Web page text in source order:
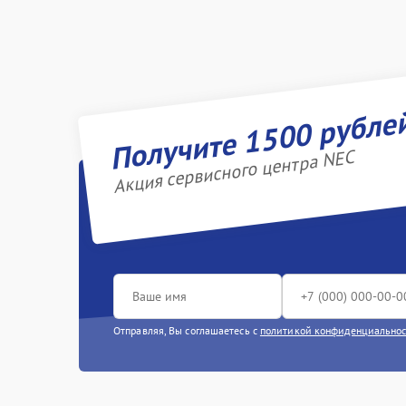
Получите 1500
Акция сервисного центра NEC
Отправляя, Вы соглашаетесь с политикой